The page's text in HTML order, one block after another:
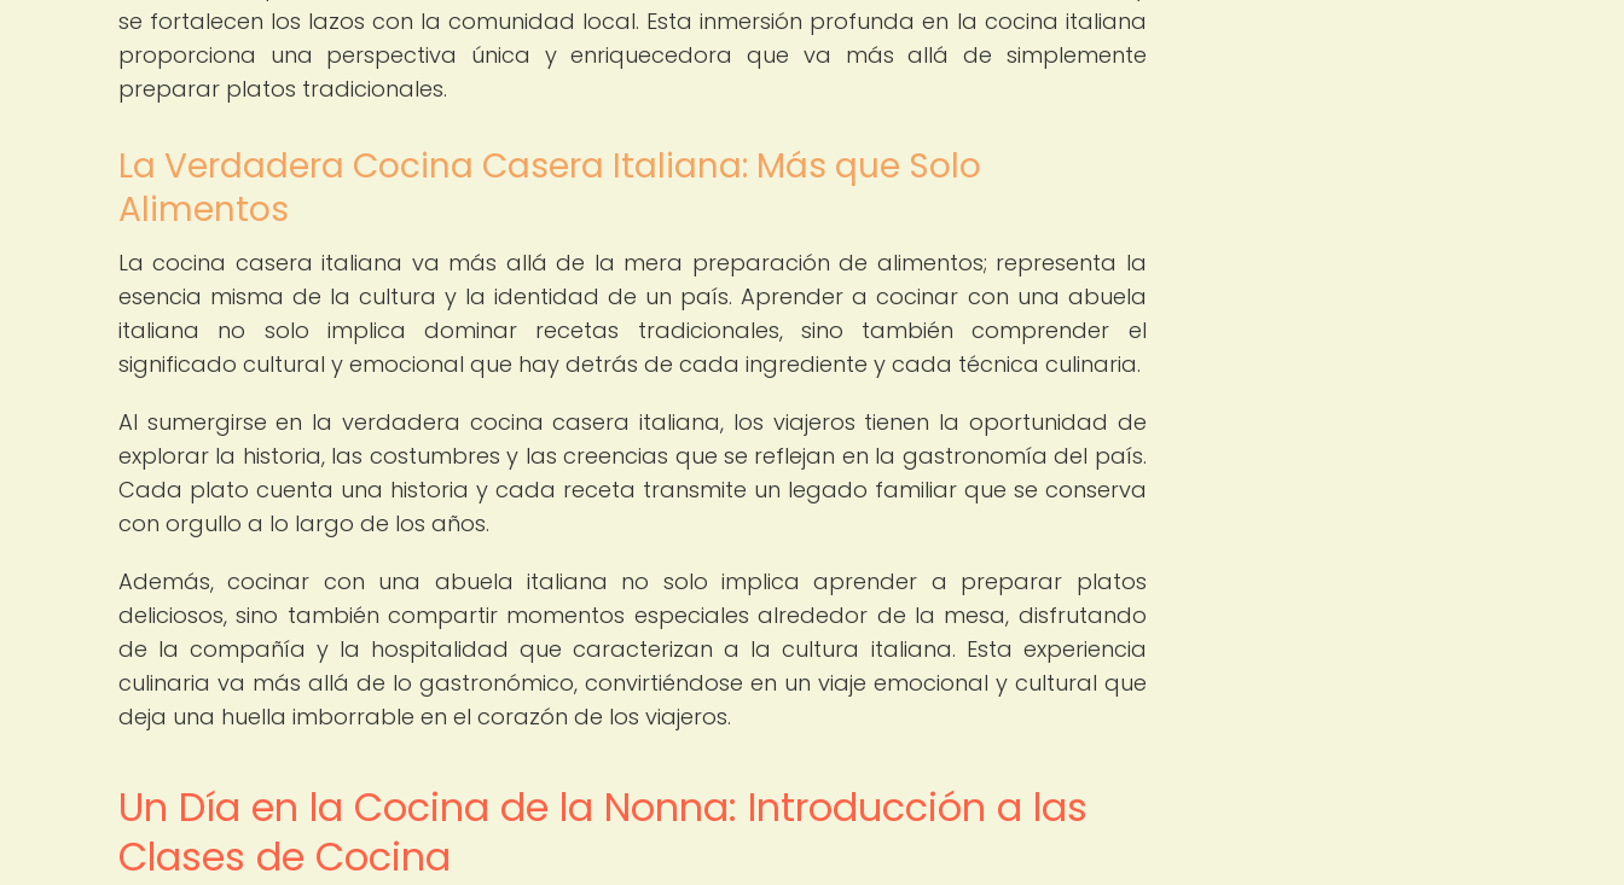
se fortalecen los lazos con la comunidad local. Esta inmersión profunda en la cocina italiana
proporciona una perspectiva única y enriquecedora que va más allá de simplemente
preparar platos tradicionales.
La Verdadera Cocina Casera Italiana: Más que Solo
Alimentos
La cocina casera italiana va más allá de la mera preparación de alimentos; representa la
esencia misma de la cultura y la identidad de un país. Aprender a cocinar con una abuela
italiana no solo implica dominar recetas tradicionales, sino también comprender el
significado cultural y emocional que hay detrás de cada ingrediente y cada técnica culinaria.
Al sumergirse en la verdadera cocina casera italiana, los viajeros tienen la oportunidad de
explorar la historia, las costumbres y las creencias que se reflejan en la gastronomía del país.
Cada plato cuenta una historia y cada receta transmite un legado familiar que se conserva
con orgullo a lo largo de los años.
Además, cocinar con una abuela italiana no solo implica aprender a preparar platos
deliciosos, sino también compartir momentos especiales alrededor de la mesa, disfrutando
de la compañía y la hospitalidad que caracterizan a la cultura italiana. Esta experiencia
culinaria va más allá de lo gastronómico, convirtiéndose en un viaje emocional y cultural que
deja una huella imborrable en el corazón de los viajeros.
Un Día en la Cocina de la Nonna: Introducción a las
Clases de Cocina